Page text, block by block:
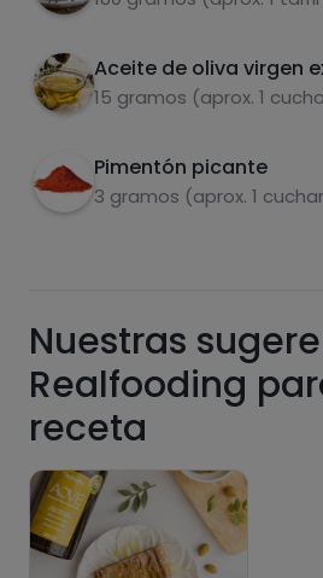
Aceite de oliva virgen
15 gramos (aprox. 1
Pimentón picante
3 gramos (aprox. 1
Azúcares
Hazte PLUS para ver la
de las recetas, y
Pásate al
Nuestras
Realfooding
receta